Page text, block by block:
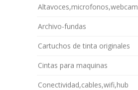
Altavoces,microfonos,webcam
Archivo-fundas
Cartuchos de tinta originales
Cintas para maquinas
Conectividad,cables,wifi,hub